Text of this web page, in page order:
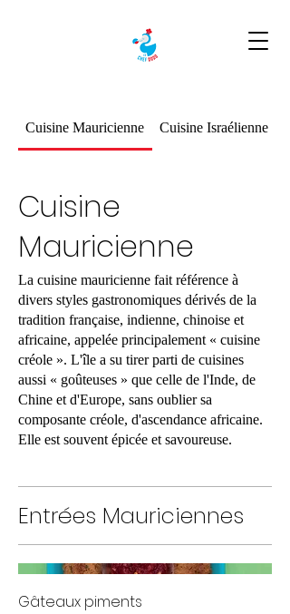
Cuisine Mauricienne Cuisine Israélienne
Cuisine
Mauricienne
La cuisine mauricienne fait référence à
divers styles gastronomiques dérivés de la
tradition française, indienne, chinoise et
africaine, appelée principalement « cuisine
créole ». L'île a su tirer parti de cuisines
aussi « goûteuses » que celle de l'Inde, de
Chine et d'Europe, sans oublier sa
composante créole, d'ascendance africaine.
Elle est souvent épicée et savoureuse.
Entrées Mauriciennes
Gâteaux piments